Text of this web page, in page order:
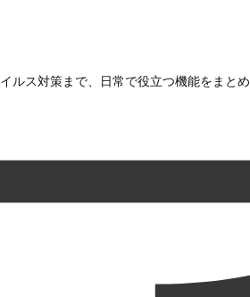
ルス対策まで、日常で役立つ機能をまと